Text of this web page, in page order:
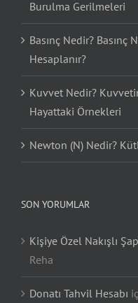
Burulma Gerilmeleri
Basınç Nedir? Basınç
Hesaplanır?
Kuvvet Nedir?
Hayattaki Örnekleri
Newton (N) Nedir?
SON YORUMLAR
Kişiye Özel Nakışlı
Reha
Donatı Tahvil Hesabı